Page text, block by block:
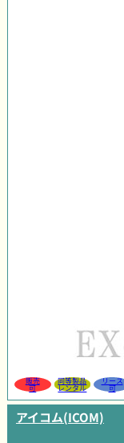
販売
可
同等製品
レンタル
リース
可
アイコム(ICOM)